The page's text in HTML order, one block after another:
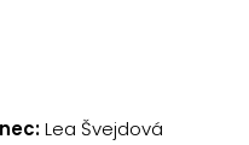
Lea Švejdová